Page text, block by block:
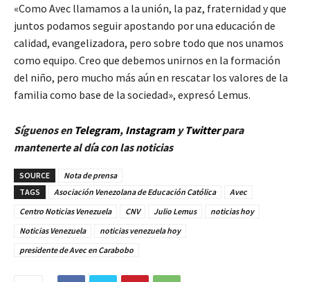
«Como Avec llamamos a la unión, la paz, fraternidad y que
juntos podamos seguir apostando por una educación de
calidad, evangelizadora, pero sobre todo que nos unamos
como equipo. Creo que debemos unirnos en la formación
del niño, pero mucho más aún en rescatar los valores de la
familia como base de la sociedad», expresó Lemus.
Síguenos en Telegram, InstagramyTwitterpara
mantenerte al día con las noticias
SOURCE
Nota de prensa
TAGS
Asociación Venezolana de Educación Católica
Avec
Centro Noticias Venezuela
CNV Julio Lemus
noticias hoy
Noticias Venezuela
noticias venezuela hoy
presidente de Avec en Carabobo